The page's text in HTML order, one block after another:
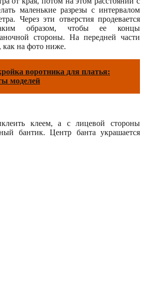
маленькие разрезы с интервалом
Через эти отверстия продевается
образом, чтобы ее концы
стороны. На передней части
как на фото ниже.
воротника для платья:
моделей
клеем, а с лицевой стороны
бантик. Центр банта украшается